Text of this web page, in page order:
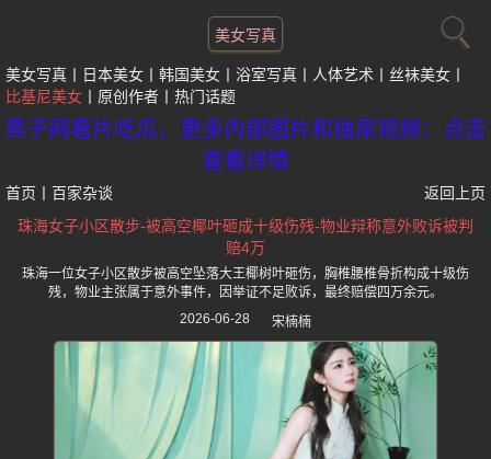
美女写真
美女写真 日本美女 韩国美女 浴室写真 人体艺术
丝袜美女
比基尼美女
原创作者 热门话题
黑子网看片吃瓜，更多内部图片和独家视频：点击
查看详情
首页 百家杂谈
返回上页
珠海女子小区散步-被高空椰叶砸成十级伤残-物业辩称意外败诉被判
赔4万
珠海一位女子小区散步被高空坠落大王椰树叶砸伤，胸椎腰椎骨折构成十级伤
残，物业主张属于意外事件，因举证不足败诉，最终赔偿四万余元。
2026-06-28
宋楠楠